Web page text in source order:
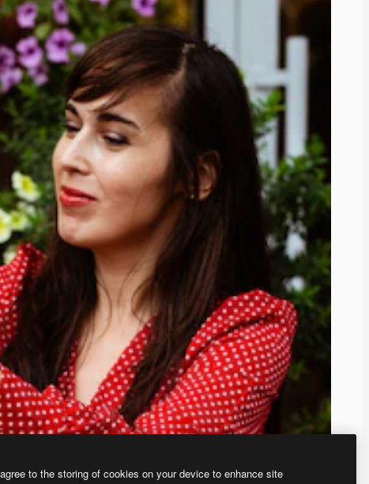
to the storing of cookies on your device to enhance site